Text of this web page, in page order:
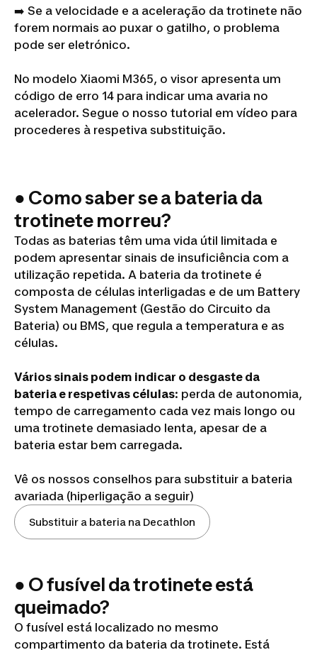
Subtituição
acelerador
de uma
trotinete
➡️ Se a velocidade e a aceleração da trotinete não
forem normais ao puxar o gatilho, o problema
pode ser eletrónico.
No modelo Xiaomi M365, o visor apresenta um
código de erro 14 para indicar uma avaria no
acelerador. Segue o nosso tutorial em vídeo para
procederes à respetiva substituição.
● Como saber se a bateria da
trotinete morreu?
Todas as baterias têm uma vida útil limitada e
podem apresentar sinais de insuficiência com a
utilização repetida. A bateria da trotinete é
composta de células interligadas e de um Battery
System Management (Gestão do Circuito da
Bateria) ou BMS, que regula a temperatura e as
células.
Vários sinais podem indicar o desgaste da
bateria e respetivas células: perda de autonomia,
tempo de carregamento cada vez mais longo ou
uma trotinete demasiado lenta, apesar de a
bateria estar bem carregada.
Vê os nossos conselhos para substituir a bateria
avariada (hiperligação a seguir)
Substituir a bateria na Decathlon
● O fusível da trotinete está
queimado?
O fusível está localizado no mesmo
compartimento da bateria da trotinete. Está